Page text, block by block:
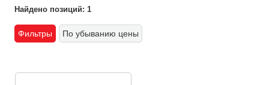
Найдено позиций: 1
Фильтры По убыванию цены